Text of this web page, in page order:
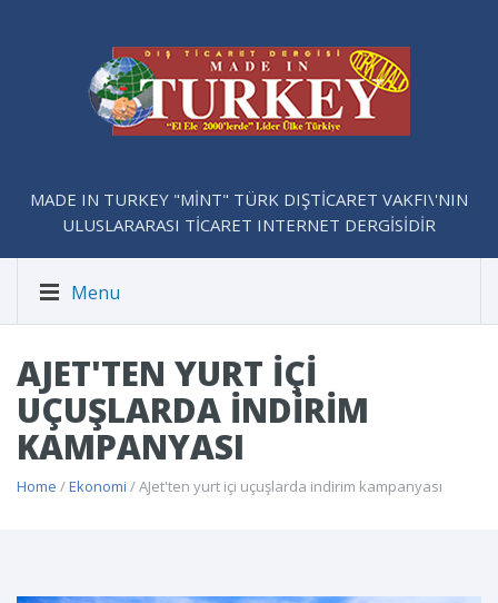
MADE IN TURKEY "MİNT" TÜRK DIŞTİCARET VAKFI\'NIN
ULUSLARARASI TİCARET INTERNET DERGİSİDİR
Menu
AJET'TEN YURT IÇI
UÇUŞLARDA INDIRIM
KAMPANYASI
Home /Ekonomi / AJet'ten yurt içi uçuşlarda indirim kampanyası